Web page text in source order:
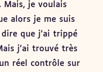
je voulais
alors je me suis
que j’ai trippé
j’ai trouvé très
réel contrôle sur